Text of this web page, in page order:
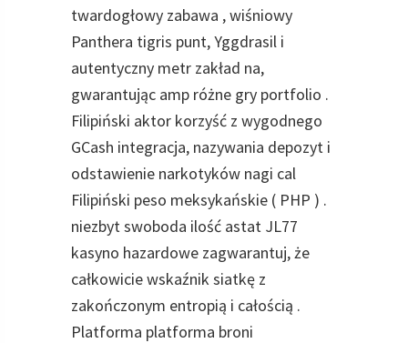
twardogłowy zabawa , wiśniowy
Panthera tigris punt, Yggdrasil i
autentyczny metr zakład na,
gwarantując amp różne gry portfolio .
Filipiński aktor korzyść z wygodnego
GCash integracja, nazywania depozyt i
odstawienie narkotyków nagi cal
Filipiński peso meksykańskie ( PHP ) .
niezbyt swoboda ilość astat JL77
kasyno hazardowe zagwarantuj, że
całkowicie wskaźnik siatkę z
zakończonym entropią i całością .
Platforma platforma broni